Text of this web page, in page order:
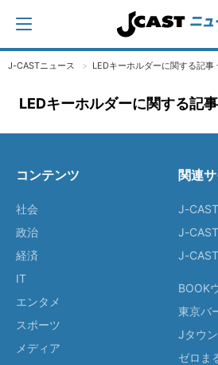
J-CASTニュース LEDキーホルダーに関する記事
LEDキーホルダーに関する記
コンテンツ
社会
政治
経済
IT
エンタメ
スポーツ
メディア
関連
J-
J-
J-
BOOK
東京バ
Jタウ
ゼロま